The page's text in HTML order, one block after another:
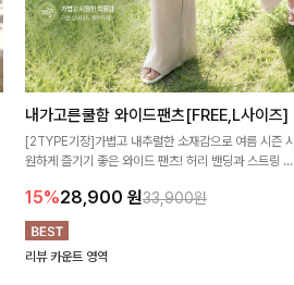
내가고른쿨함 와이드팬츠[FREE,L사이즈]
[2TYPE기장]가볍고 내추럴한 소재감으로 여름 시즌 시
원하게 즐기기 좋은 와이드 팬츠! 허리 밴딩과 스트링 디
이드핏이 군살을 자연스럽게 커버해준답니다:)
15%28,900 원33,900원
리뷰 카운트 영역